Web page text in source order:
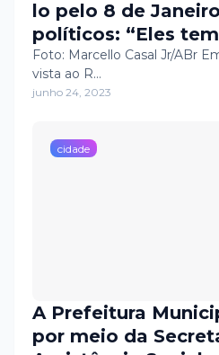
lo pelo 8 de
políticos: “Eles
Foto: Marcello Casal Jr/ABr
vista ao R…
junho 24, 2023
cidade
A Prefeitura
por meio da